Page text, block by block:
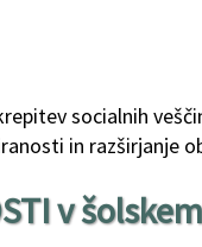
socialnih
in razširjanje
v